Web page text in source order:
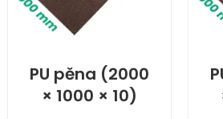
PU pěna (2000
× 1000 × 10)